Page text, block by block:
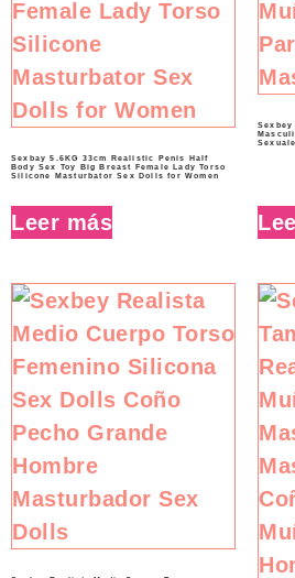
Sexbay 5.6KG 33cm Realistic Penis Half
Body Sex Toy Big Breast Female Lady Torso
Silicone Masturbator Sex Dolls for Women
Leer más